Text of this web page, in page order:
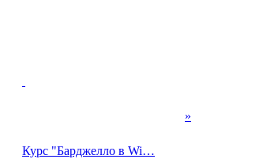
»
Курс "Барджелло в Wi…